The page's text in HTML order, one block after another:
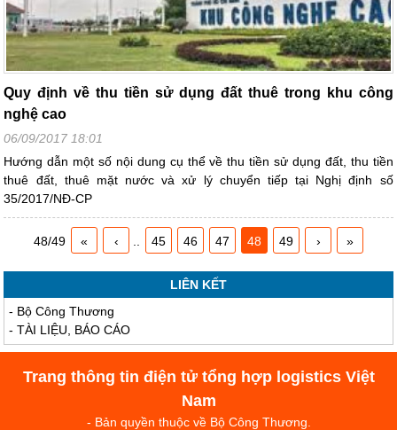
Quy định về thu tiền sử dụng đất thuê trong khu công
nghệ cao
06/09/2017 18:01
Hướng dẫn một số nội dung cụ thể về thu tiền sử dụng đất, thu tiền
thuê đất, thuê mặt nước và xử lý chuyển tiếp tại Nghị định số
35/2017/NĐ-CP
48/49 « ‹ 45 46 47 48 49 › »
LIÊN KẾT
- Bộ Công Thương
-TÀI LIỆU, BÁO CÁO
Trang thông tin điện tử tổng hợp logistics Việt
Nam
- Bản quyền thuộc về Bộ Công Thương.